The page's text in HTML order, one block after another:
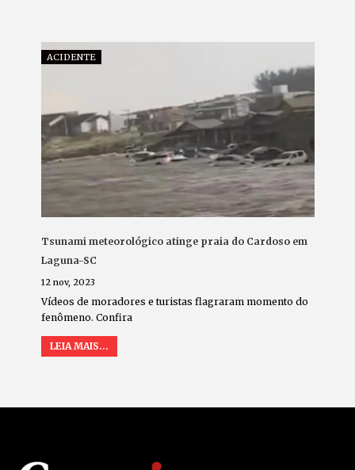
ACIDENTE
Tsunami meteorológico atinge praia do Cardoso em
Laguna-SC
12 nov, 2023
Vídeos de moradores e turistas flagraram momento do
fenômeno. Confira
LEIA MAIS...